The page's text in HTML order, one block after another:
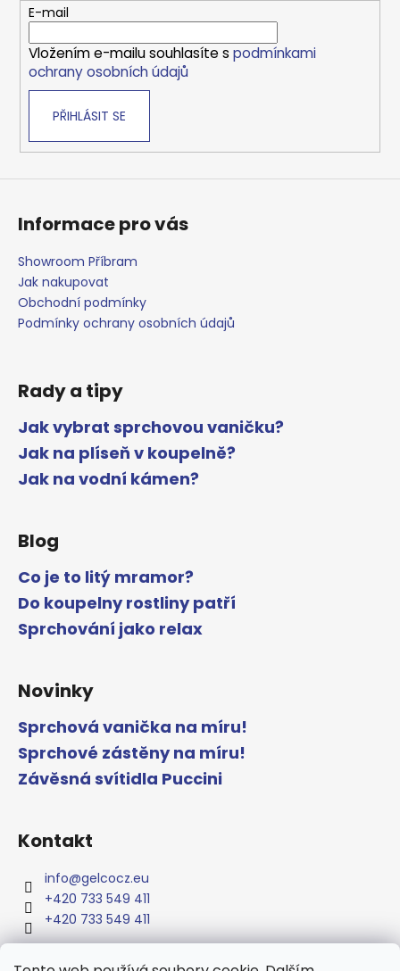
E-mail
Vložením e-mailu souhlasíte s podmínkami
ochrany osobních údajů
PŘIHLÁSIT SE
Informace pro vás
Showroom Příbram
Jak nakupovat
Obchodní podmínky
Podmínky ochrany osobních údajů
Rady a tipy
Jak vybrat sprchovou vaničku?
Jak na plíseň v koupelně?
Jak na vodní kámen?
Blog
Co je to litý mramor?
Do koupelny rostliny patří
Sprchování jako relax
Novinky
Sprchová vanička na míru!
Sprchové zástěny na míru!
Závěsná svítidla Puccini
Kontakt
info@gelcocz.eu
+420 733 549 411
+420 733 549 411